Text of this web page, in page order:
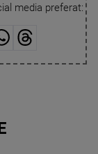
media preferat: